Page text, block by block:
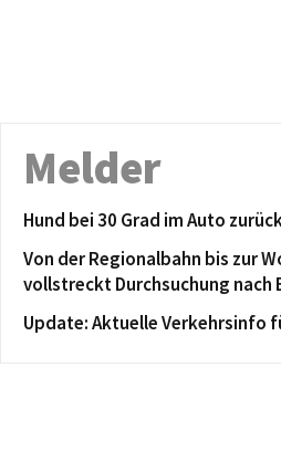
Melder
Hund bei 30 Grad im Auto
Von der Regionalbahn bis zur
vollstreckt Durchsuchung nach
Update: Aktuelle Verkehrsinfo